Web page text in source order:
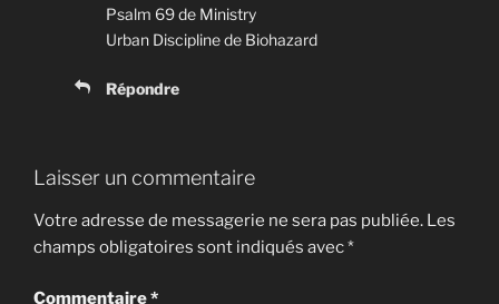
Psalm 69 de Ministry
Urban Discipline de Biohazard
Répondre
Laisser un commentaire
Votre adresse de messagerie ne sera pas publiée. Les
champs obligatoires sont indiqués avec*
Commentaire*